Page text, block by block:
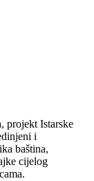
projekt Istarske
i
baština,
cijelog